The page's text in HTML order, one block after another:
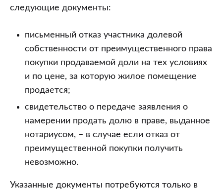
следующие документы:
письменный отказ участника долевой
собственности от преимущественного права
покупки продаваемой доли на тех условиях
и по цене, за которую жилое помещение
продается;
свидетельство о передаче заявления о
намерении продать долю в праве, выданное
нотариусом, – в случае если отказ от
преимущественной покупки получить
невозможно.
Указанные документы потребуются только в